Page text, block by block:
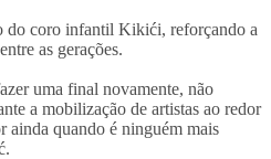
do coro infantil Kikići, reforçando a
as gerações.
uma final novamente, não
a mobilização de artistas ao redor
ainda quando é ninguém mais